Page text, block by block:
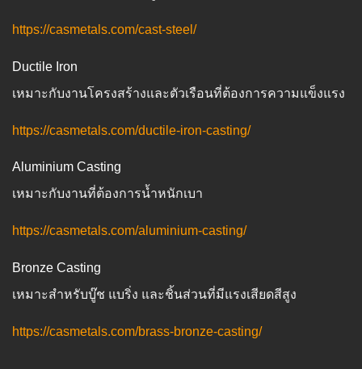
https://casmetals.com/cast-steel/
Ductile Iron
เหมาะกับงานโครงสร้างและตัวเรือนที่ต้องการความแข็งแรง
https://casmetals.com/ductile-iron-casting/
Aluminium Casting
เหมาะกับงานที่ต้องการน้ำหนักเบา
https://casmetals.com/aluminium-casting/
Bronze Casting
เหมาะสำหรับบู๊ช แบริ่ง และชิ้นส่วนที่มีแรงเสียดสีสูง
https://casmetals.com/brass-bronze-casting/